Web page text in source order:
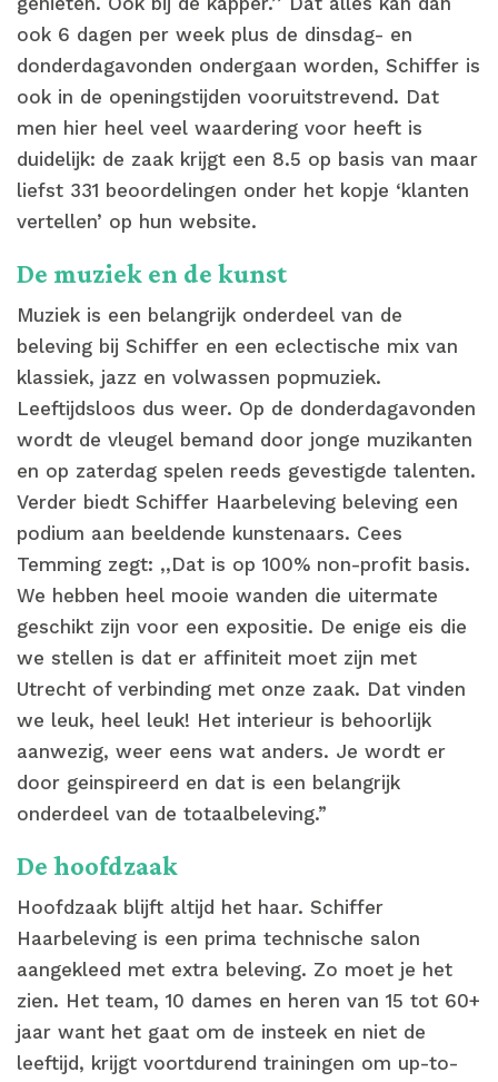
ook 6 dagen per week plus de dinsdag- en
donderdagavonden ondergaan worden, Schiffer is
ook in de openingstijden vooruitstrevend. Dat
men hier heel veel waardering voor heeft is
duidelijk: de zaak krijgt een 8.5 op basis van maar
liefst 331 beoordelingen onder het kopje ‘klanten
vertellen’ op hun website.
De muziek en de kunst
Muziek is een belangrijk onderdeel van de
beleving bij Schiffer en een eclectische mix van
klassiek, jazz en volwassen popmuziek.
Leeftijdsloos dus weer. Op de donderdagavonden
wordt de vleugel bemand door jonge muzikanten
en op zaterdag spelen reeds gevestigde talenten.
Verder biedt Schiffer Haarbeleving beleving een
podium aan beeldende kunstenaars. Cees
Temming zegt: ,,Dat is op 100% non-profit basis.
We hebben heel mooie wanden die uitermate
geschikt zijn voor een expositie. De enige eis die
we stellen is dat er affiniteit moet zijn met
Utrecht of verbinding met onze zaak. Dat vinden
we leuk, heel leuk! Het interieur is behoorlijk
aanwezig, weer eens wat anders. Je wordt er
door geinspireerd en dat is een belangrijk
onderdeel van de totaalbeleving.”
De hoofdzaak
Hoofdzaak blijft altijd het haar. Schiffer
Haarbeleving is een prima technische salon
aangekleed met extra beleving. Zo moet je het
zien. Het team, 10 dames en heren van 15 tot 60+
jaar want het gaat om de insteek en niet de
leeftijd, krijgt voortdurend trainingen om up-to-